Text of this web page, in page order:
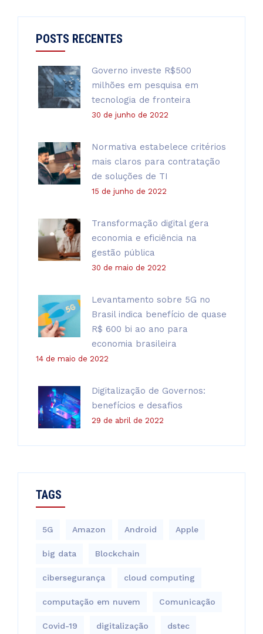
POSTS RECENTES
Governo investe R$500
milhões em pesquisa em
tecnologia de fronteira
30 de junho de 2022
Normativa estabelece critérios
mais claros para contratação
de soluções de TI
15 de junho de 2022
Transformação digital gera
economia e eficiência na
gestão pública
30 de maio de 2022
Levantamento sobre 5G no
Brasil indica benefício de quase
R$ 600 bi ao ano para
economia brasileira
14 de maio de 2022
Digitalização de Governos:
benefícios e desafios
29 de abril de 2022
TAGS
5G Amazon Android Apple
big data Blockchain
cibersegurança cloud computing
computação em nuvem Comunicação
Covid-19 digitalização dstec